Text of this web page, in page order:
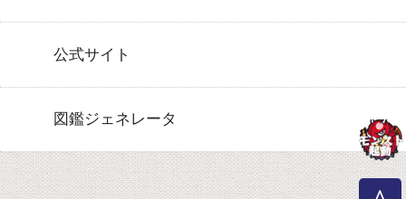
公式サイト
図鑑ジェネレータ